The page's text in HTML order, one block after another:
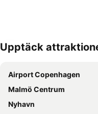
Förstora kartan
Upptäck
Airport Copenhagen
Malmö Centrum
Nyhavn